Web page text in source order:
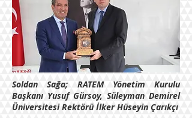
Soldan Sağa; RATEM Yönetim Kurulu
Başkanı Yusuf Gürsoy, Süleyman Demirel
Üniversitesi Rektörü İlker Hüseyin Çarıkçı